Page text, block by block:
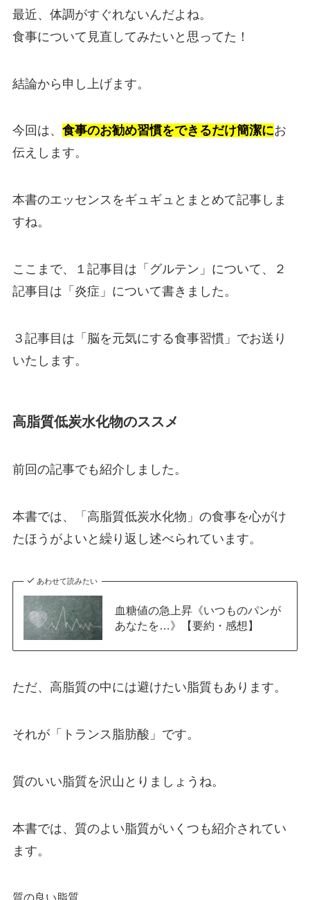
最近、体調がすぐれないんだよね。
食事について見直してみたいと思ってた！
結論から申し上げます。
今回は、 食事のお勧め習慣をできるだけ簡潔にお
伝えします。
本書のエッセンスをギュギュとまとめて記事しま
すね。
ここまで、１記事目は「グルテン」について、２
記事目は「炎症」について書きました。
３記事目は「脳を元気にする食事習慣」でお送り
いたします。
高脂質低炭水化物のススメ
前回の記事でも紹介しました。
本書では、「高脂質低炭水化物」の食事を心がけ
たほうがよいと繰り返し述べられています。
あわせて読みたい
血糖値の急上昇《いつものパンが
あなたを…》【要約・感想】
ただ、高脂質の中には避けたい脂質もあります。
それが「トランス脂肪酸」です。
質のいい脂質を沢山とりましょうね。
本書では、質のよい脂質がいくつも紹介されてい
ます。